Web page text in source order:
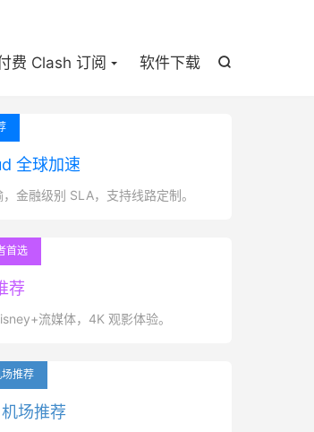

费 Clash 订阅 软件下载
全球加速
金融级别 SLA，支持线路定制。
首选
荐
流媒体，4K 观影体验。
推荐
场推荐